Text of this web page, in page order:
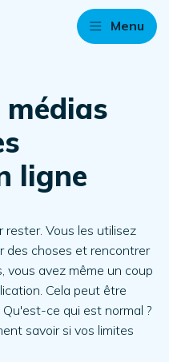
Menu
ligne
rester. Vous les utilisez
des choses et rencontrer
vous avez même un coup
Cela peut être
ce qui est normal ?
savoir si vos limites